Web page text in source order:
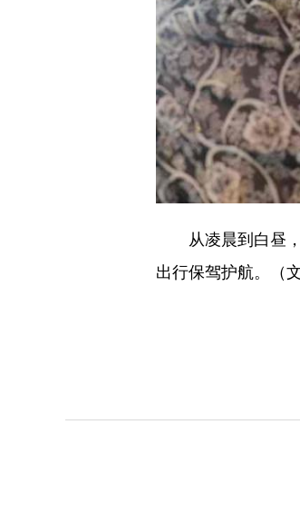
从凌晨到白昼，
出行保驾护航。（